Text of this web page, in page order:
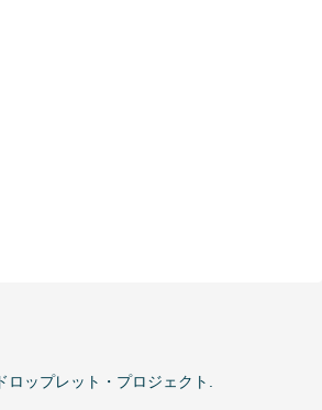
ロップレット・プロジェクト.